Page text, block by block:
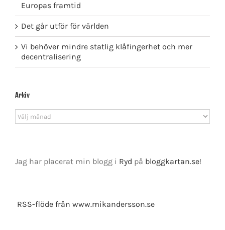
Europas framtid
Det går utför för världen
Vi behöver mindre statlig klåfingerhet och mer
decentralisering
Arkiv
Arkiv
Jag har placerat min blogg i Ryd på bloggkartan.se!
RSS-flöde från www.mikandersson.se